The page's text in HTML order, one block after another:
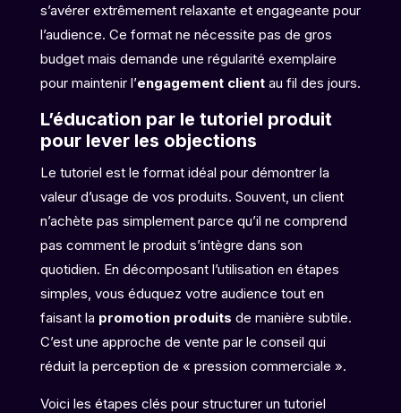
s’avérer extrêmement relaxante et engageante pour
l’audience. Ce format ne nécessite pas de gros
budget mais demande une régularité exemplaire
pour maintenir l’engagement clientau fil des jours.
L’éducation par le tutoriel produit
pour lever les objections
Le tutoriel est le format idéal pour démontrer la
valeur d’usage de vos produits. Souvent, un client
n’achète pas simplement parce qu’il ne comprend
pas comment le produit s’intègre dans son
quotidien. En décomposant l’utilisation en étapes
simples, vous éduquez votre audience tout en
faisant la promotion produits de manière subtile.
C’est une approche de vente par le conseil qui
réduit la perception de « pression commerciale ».
Voici les étapes clés pour structurer un tutoriel